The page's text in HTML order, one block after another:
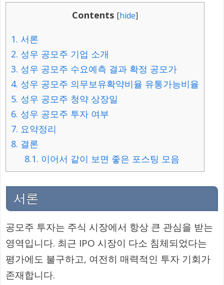
Contents [hide]
1. 서론
2. 성우 공모주 기업 소개
3. 성우 공모주 수요예측 결과 확정 공모가
4. 성우 공모주 의무보유확약비율 유통가능비율
5. 성우 공모주 청약 상장일
6. 성우 공모주 투자 여부
7. 요약정리
8. 결론
8.1. 이어서 같이 보면 좋은 포스팅 모음
서론
공모주 투자는 주식 시장에서 항상 큰 관심을 받는
영역입니다. 최근 IPO 시장이 다소 침체되었다는
평가에도 불구하고, 여전히 매력적인 투자 기회가
존재합니다.